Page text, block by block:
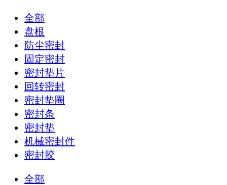
全部
盘根
防尘密封
固定密封
密封垫片
回转密封
密封垫圈
密封条
密封垫
机械密封件
密封胶
全部